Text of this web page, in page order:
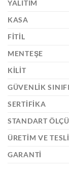
YALITIM
KASA
FITIL
MENTEŞE
KILIT
GÜVENLIK SINIFI
SERTIFIKA
STANDART
ÜRETIM VE
GARANTI